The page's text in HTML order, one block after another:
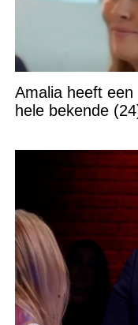
Amalia heeft
hele bekende